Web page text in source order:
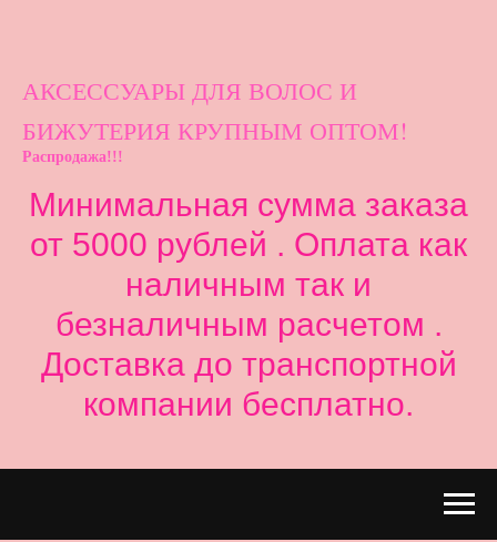
АКСЕССУАРЫ ДЛЯ ВОЛОС И
БИЖУТЕРИЯ КРУПНЫМ ОПТОМ!
Распродажа!!!
Минимальная сумма заказа
от 5000 рублей . Оплата как
наличным так и
безналичным расчетом .
Доставка до транспортной
компании бесплатно.